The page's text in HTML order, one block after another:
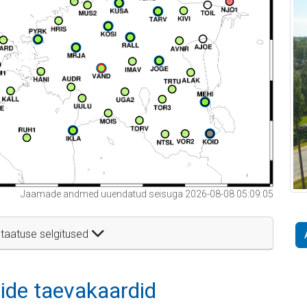
Jaamade andmed uuendatud seisuga 2026-08-08 05:09:05
selgitused
taevakaardid